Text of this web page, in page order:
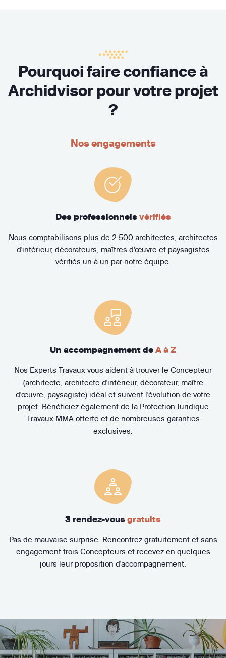
Pourquoi faire confiance à
Archidvisor pour votre projet
?
Nos engagements
Des professionnels vérifiés
Nous comptabilisons plus de 2 500 architectes, architectes
d'intérieur, décorateurs, maîtres d'œuvre et paysagistes
vérifiés un à un par notre équipe.
Un accompagnement de A à Z
Nos Experts Travaux vous aident à trouver le Concepteur
(architecte, architecte d'intérieur, décorateur, maître
d'œuvre, paysagiste) idéal et suivent l'évolution de votre
projet. Bénéficiez également de la Protection Juridique
Travaux MMA offerte et de nombreuses garanties
exclusives.
3 rendez-vous gratuits
Pas de mauvaise surprise. Rencontrez gratuitement et sans
engagement trois Concepteurs et recevez en quelques
jours leur proposition d'accompagnement.